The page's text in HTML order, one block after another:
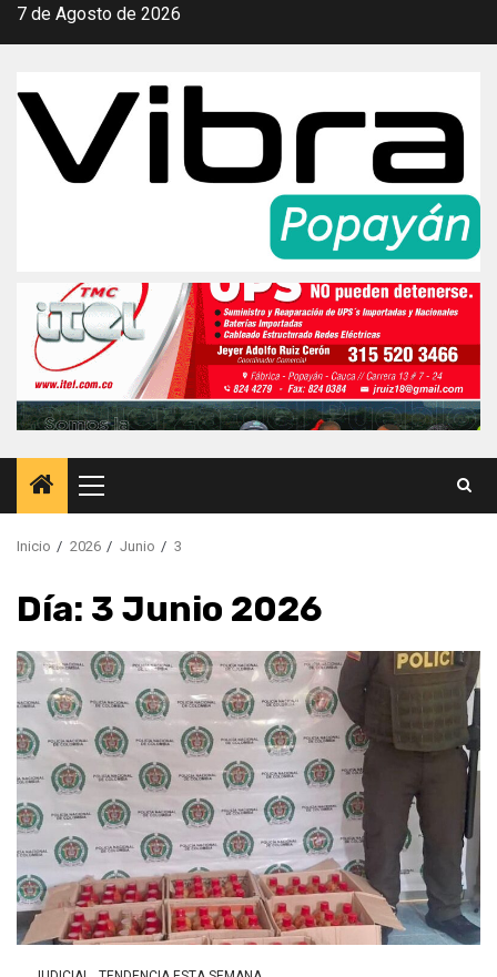
Saltar
7 de Agosto de 2026
Menú
principal
Inicio 2026 Junio 3
Día: 3 Junio 2026